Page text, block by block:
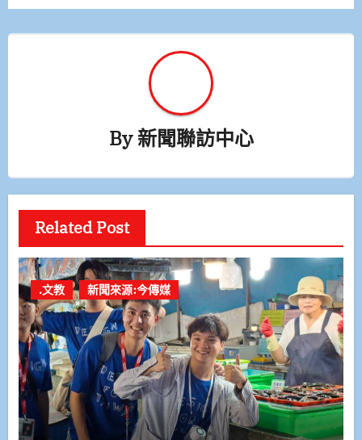
By新聞聯訪中心
Related Post
.文教 新聞來源:今傳媒